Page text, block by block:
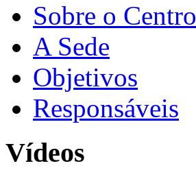
Sobre o Centro
A Sede
Objetivos
Responsáveis
Vídeos